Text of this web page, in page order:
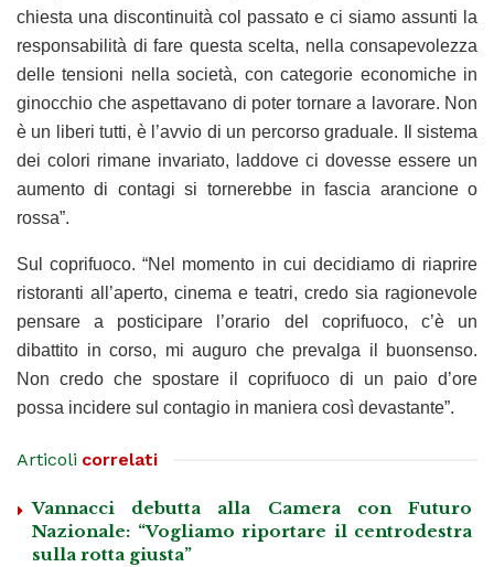
chiesta una discontinuità col passato e ci siamo assunti la
responsabilità di fare questa scelta, nella consapevolezza
delle tensioni nella società, con categorie economiche in
ginocchio che aspettavano di poter tornare a lavorare. Non
è un liberi tutti, è l’avvio di un percorso graduale. Il sistema
dei colori rimane invariato, laddove ci dovesse essere un
aumento di contagi si tornerebbe in fascia arancione o
rossa”.
Sul coprifuoco. “Nel momento in cui decidiamo di riaprire
ristoranti all’aperto, cinema e teatri, credo sia ragionevole
pensare a posticipare l’orario del coprifuoco, c’è un
dibattito in corso, mi auguro che prevalga il buonsenso.
Non credo che spostare il coprifuoco di un paio d’ore
possa incidere sul contagio in maniera così devastante”.
Articoli correlati
Vannacci debutta alla Camera con Futuro
Nazionale: “Vogliamo riportare il centrodestra
sulla rotta giusta”